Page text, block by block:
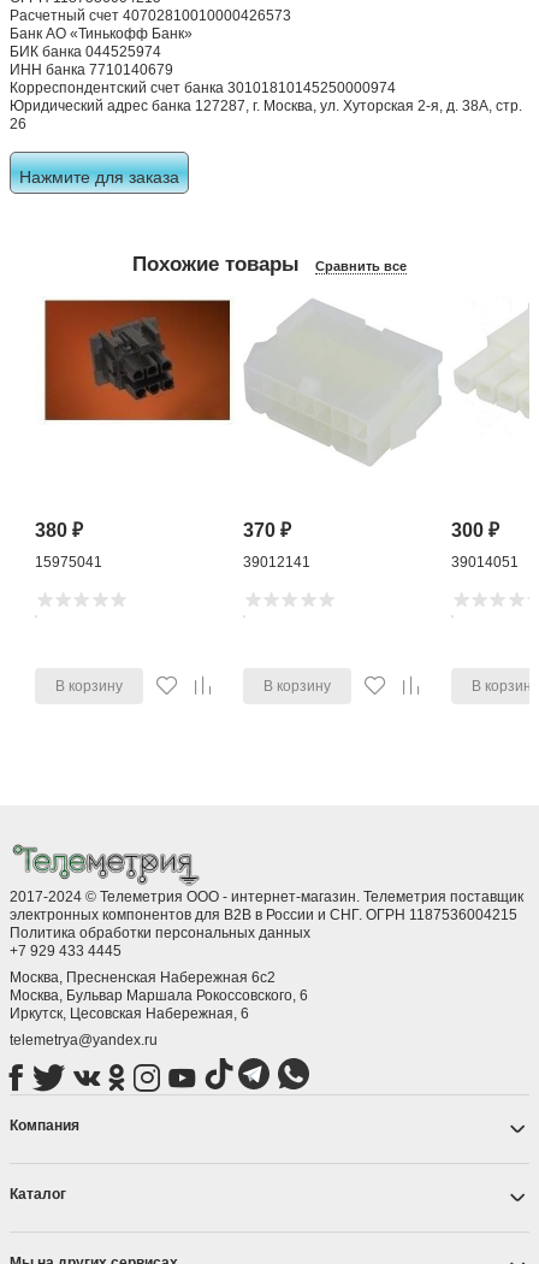
Расчетный счет 40702810010000426573
Банк АО «Тинькофф Банк»
БИК банка 044525974
ИНН банка 7710140679
Корреспондентский счет банка 30101810145250000974
Юридический адрес банка 127287, г. Москва, ул. Хуторская 2-я, д. 38А, стр.
26
Нажмите для заказа
Похожие товары Сравнить все
380₽
15975041
В корзину
370₽
39012141
В корзину
300₽
39014051
В корзину
2017-2024 © Телеметрия ООО - интернет-магазин. Телеметрия поставщик
электронных компонентов для B2B в России и СНГ. ОГРН 1187536004215
Политика обработки персональных данных
+7 929 433 4445
Москва, Пресненская Набережная 6с2
Москва, ​Бульвар Маршала Рокоссовского, 6
Иркутск, ​Цесовская Набережная, 6
telemetrya@yandex.ru
Компания
Каталог